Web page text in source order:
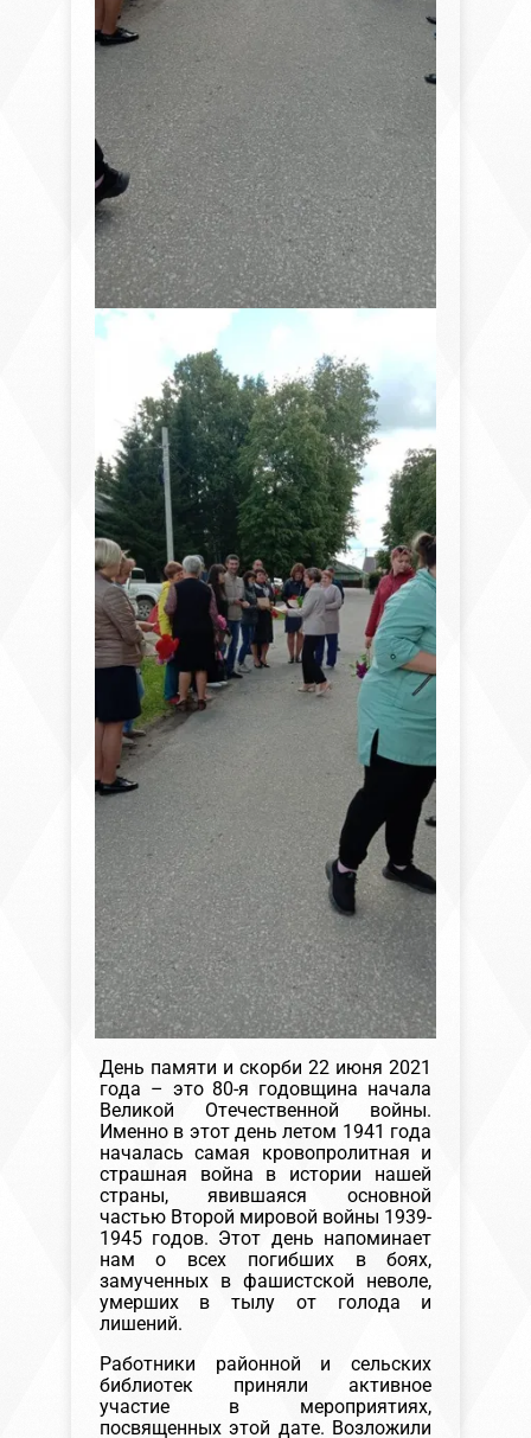
День памяти и скорби 22 июня 2021
года – это 80-я годовщина начала
Великой Отечественной войны.
Именно в этот день летом 1941 года
началась самая кровопролитная и
страшная война в истории нашей
страны, явившаяся основной
частью Второй мировой войны 1939-
1945 годов. Этот день напоминает
нам о всех погибших в боях,
замученных в фашистской неволе,
умерших в тылу от голода и
лишений.
Работники районной и сельских
библиотек приняли активное
участие в мероприятиях,
посвященных этой дате. Возложили